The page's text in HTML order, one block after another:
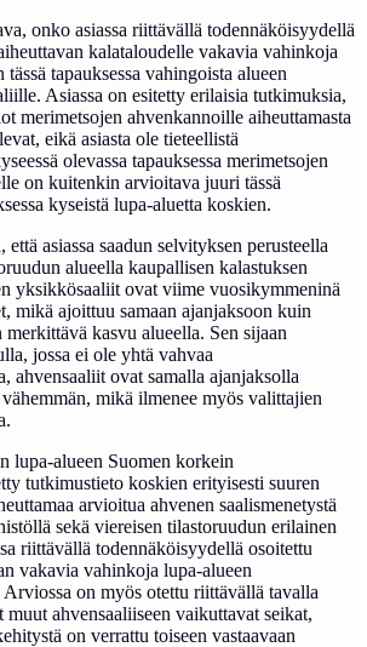
onko asiassa riittävällä todennäköisyydellä
kalataloudelle vakavia vahinkoja
tapauksessa vahingoista alueen
Asiassa on esitetty erilaisia tutkimuksia,
merimetsojen ahvenkannoille aiheuttamasta
eikä asiasta ole tieteellistä
olevassa tapauksessa merimetsojen
on kuitenkin arvioitava juuri tässä
kyseistä lupa-aluetta koskien.
asiassa saadun selvityksen perusteella
alueella kaupallisen kalastuksen
yksikkösaaliit ovat viime vuosikymmeninä
mikä ajoittuu samaan ajanjaksoon kuin
kasvu alueella. Sen sijaan
jossa ei ole yhtä vahvaa
ahvensaaliit ovat samalla ajanjaksolla
mikä ilmenee myös valittajien
lupa-alueen Suomen korkein
tutkimustieto koskien erityisesti suuren
arvioitua ahvenen saalismenetystä
sekä viereisen tilastoruudun erilainen
riittävällä todennäköisyydellä osoitettu
vakavia vahinkoja lupa-alueen
Arviossa on myös otettu riittävällä tavalla
ahvensaaliiseen vaikuttavat seikat,
on verrattu toiseen vastaavaan